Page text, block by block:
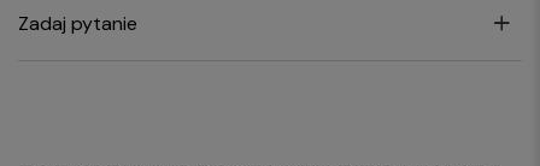
Zadaj pytanie